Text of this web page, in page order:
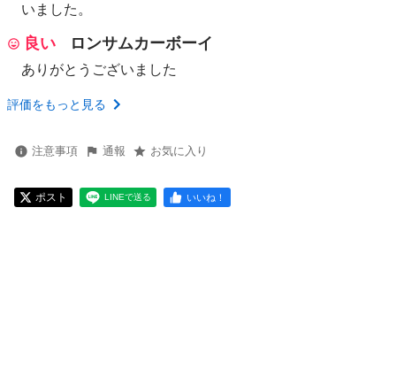
いました。
良い ロンサムカーボーイ
ありがとうございました
評価をもっと見る
注意事項 通報 お気に入り
ポスト LINEで送る いいね！